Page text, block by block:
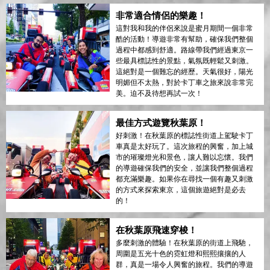
非常適合情侶的樂趣！
這對我和我的伴侶來說是蜜月期間一個非常
酷的活動！導遊非常有幫助，確保我們整個
過程中都感到舒適。路線帶我們經過東京一
些最具標誌性的景點，氣氛既輕鬆又刺激。
這絕對是一個難忘的經歷。天氣很好，陽光
明媚但不太熱，對於卡丁車之旅來說非常完
美。迫不及待想再試一次！
最佳方式遊覽秋葉原！
好刺激！在秋葉原的標誌性街道上駕駛卡丁
車真是太好玩了。這次旅程的興奮，加上城
市的璀璨燈光和景色，讓人難以忘懷。我們
的導遊確保我們的安全，並讓我們整個過程
都充滿樂趣。如果你在尋找一個有趣又刺激
的方式來探索東京，這個旅遊絕對是必去
的！
在秋葉原飛速穿梭！
多麼刺激的體驗！在秋葉原的街道上飛馳，
周圍是五光十色的霓虹燈和熙熙攘攘的人
群，真是一場令人興奮的旅程。我們的導遊